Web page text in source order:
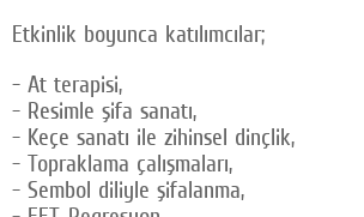
Etkinlik boyunca katılımcılar;
- At terapisi,
- Resimle şifa sanatı,
- Keçe sanatı ile zihinsel dinçlik,
- Topraklama çalışmaları,
- Sembol diliyle şifalanma,